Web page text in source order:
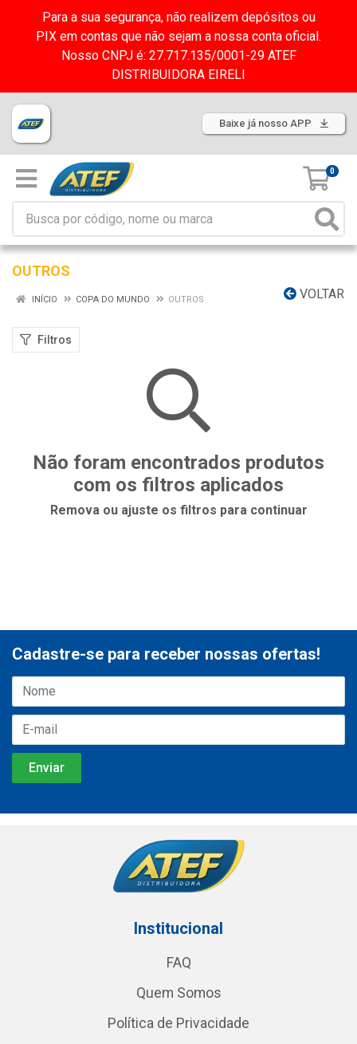
Para a sua segurança, não realizem depósitos ou
PIX em contas que não sejam a nossa conta oficial.
Nosso CNPJ é: 27.717.135/0001-29 ATEF
DISTRIBUIDORA EIRELI
Baixe já nosso APP
0
OUTROS
VOLTAR
INÍCIO COPA DO MUNDO OUTROS
Filtros
Não foram encontrados produtos
com os filtros aplicados
Remova ou ajuste os filtros para continuar
Cadastre-se para receber nossas ofertas!
Institucional
FAQ
Quem Somos
Política de Privacidade